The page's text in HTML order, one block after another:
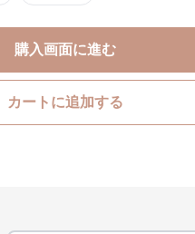
購入画面に進む
カートに追加する